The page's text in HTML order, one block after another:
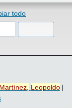
todo
Martínez, Leopoldo